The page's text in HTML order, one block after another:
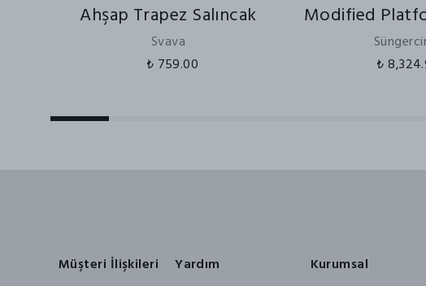
Ahşap Trapez Salıncak
Svava
₺ 759.00
Modified
₺
Müşteri İlişkileri
Yardım
Kurumsal